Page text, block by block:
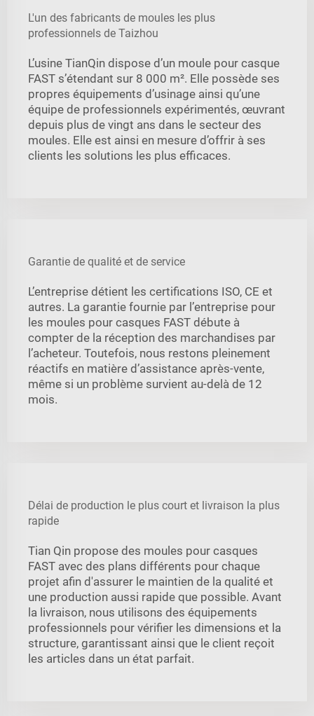
L'un des fabricants de moules les plus
professionnels de Taizhou
L’usine TianQin dispose d’un moule pour casque
FAST s’étendant sur 8 000 m². Elle possède ses
propres équipements d’usinage ainsi qu’une
équipe de professionnels expérimentés, œuvrant
depuis plus de vingt ans dans le secteur des
moules. Elle est ainsi en mesure d’offrir à ses
clients les solutions les plus efficaces.
Garantie de qualité et de service
L’entreprise détient les certifications ISO, CE et
autres. La garantie fournie par l’entreprise pour
les moules pour casques FAST débute à
compter de la réception des marchandises par
l’acheteur. Toutefois, nous restons pleinement
réactifs en matière d’assistance après-vente,
même si un problème survient au-delà de 12
mois.
Délai de production le plus court et livraison la plus
rapide
Tian Qin propose des moules pour casques
FAST avec des plans différents pour chaque
projet afin d'assurer le maintien de la qualité et
une production aussi rapide que possible. Avant
la livraison, nous utilisons des équipements
professionnels pour vérifier les dimensions et la
structure, garantissant ainsi que le client reçoit
les articles dans un état parfait.